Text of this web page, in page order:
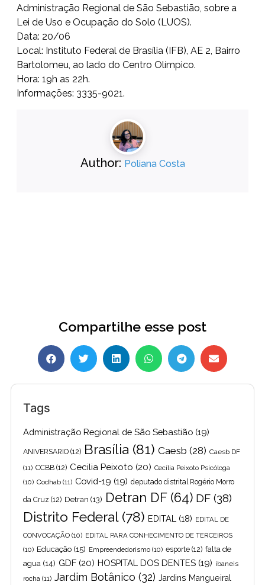
Administração Regional de São Sebastião, sobre a
Lei de Uso e Ocupação do Solo (LUOS).
Data: 20/06
Local: Instituto Federal de Brasília (IFB), AE 2, Bairro
Bartolomeu, ao lado do Centro Olímpico.
Hora: 19h as 22h.
Informações: 3335-9021.
Author: Poliana Costa
Compartilhe esse post
Tags
Administração Regional de São Sebastião (19)
ANIVERSARIO (12) Brasília (81) Caesb (28) Caesb DF
(11) CCBB (12) Cecilia Peixoto (20) Cecília Peixoto Psicóloga
(10) Codhab (11) Covid-19 (19) deputado distrital Rogério Morro
da Cruz (12) Detran (13) Detran DF(64) DF (38)
Distrito Federal(78) EDITAL (18) EDITAL DE
CONVOCAÇÃO (10) EDITAL PARA CONHECIMENTO DE TERCEIROS
(10) Educação (15) Empreendedorismo (10) esporte (12) falta de
agua (14) GDF (20) HOSPITAL DOS DENTES (19) ibaneis
rocha (11) Jardim Botânico (32) Jardins Mangueiral